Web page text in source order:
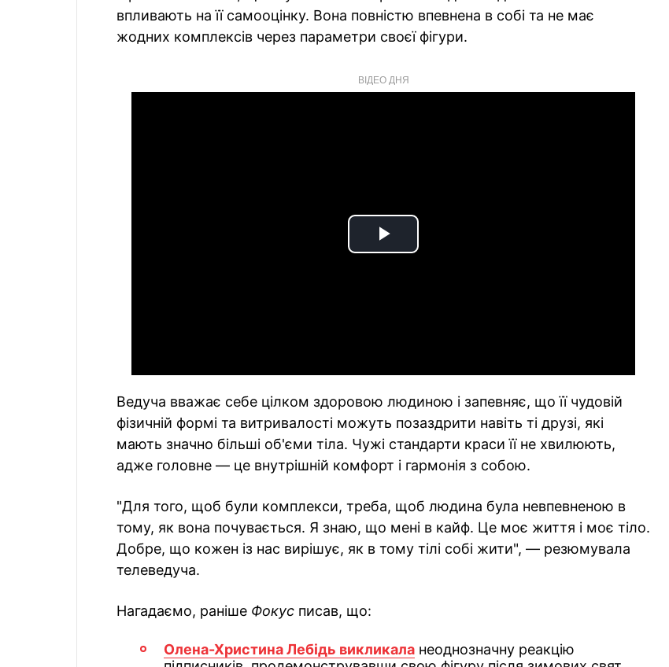
впливають на її самооцінку. Вона повністю впевнена в собі та не має
жодних комплексів через параметри своєї фігури.
ВІДЕО ДНЯ
Play
Ведуча вважає себе цілком здоровою людиною і запевняє, що її чудовій
фізичній формі та витривалості можуть позаздрити навіть ті друзі, які
мають значно більші об'єми тіла. Чужі стандарти краси її не хвилюють,
адже головне — це внутрішній комфорт і гармонія з собою.
"Для того, щоб були комплекси, треба, щоб людина була невпевненою в
тому, як вона почувається. Я знаю, що мені в кайф. Це моє життя і моє тіло.
Добре, що кожен із нас вирішує, як в тому тілі собі жити", — резюмувала
телеведуча.
Нагадаємо, раніше Фокус писав, що:
Олена-Христина Лебідь викликала неоднозначну реакцію